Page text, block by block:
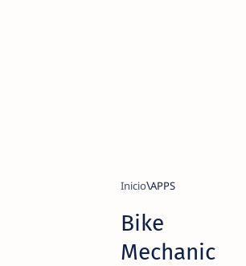
Inicio APPS
Bike
Mechanic